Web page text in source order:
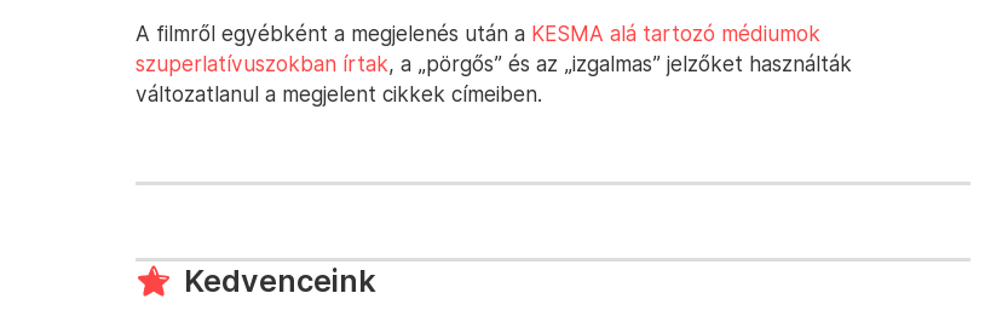
A filmről egyébként a megjelenés után a KESMA alá tartozó médiumok
szuperlatívuszokban írtak, a „pörgős” és az „izgalmas” jelzőket használták
változatlanul a megjelent cikkek címeiben.
Kedvenceink